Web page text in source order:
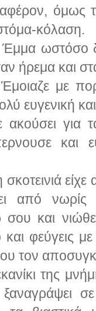
όμως
κόλαση.
ωστόσο
ήρεμα και
με
ευγενική
ακούσει
και
από νωρίς
σου και
φεύγεις
τον
της